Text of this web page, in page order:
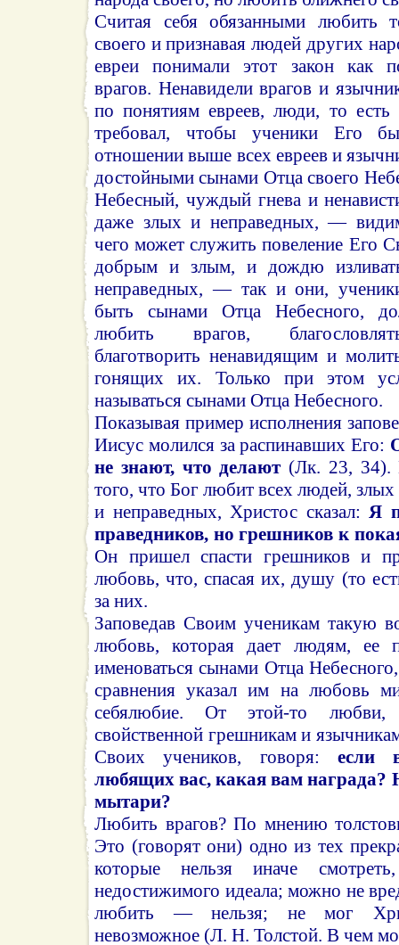
Считая себя обязанными любить
своего и признавая людей других
евреи понимали этот закон как
врагов. Ненавидели врагов и
по понятиям евреев, люди, то
требовал, чтобы ученики Его
отношении выше всех евреев и
достойными сынами Отца своего
Небесный, чуждый гнева и
даже злых и неправедных, —
чего может служить повеление Его
добрым и злым, и дождю
неправедных, — так и они,
быть сынами Отца Небесного,
любить врагов,
благотворить ненавидящим и
гонящих их. Только при этом
называться сынами Отца Небесного.
Показывая пример исполнения
Иисус молился за распинавших Его:
не знают, что делают (Лк. 23, 34).
того, что Бог любит всех людей,
и неправедных, Христос сказал: Я
праведников, но грешников к
Он пришел спасти грешников и
любовь, что, спасая их, душу (то
за них.
Заповедав Своим ученикам такую
любовь, которая дает людям, ее
именоваться сынами Отца
сравнения указал им на любовь
себялюбие. От этой-то любви,
свойственной грешникам и
Своих учеников, говоря: если
любящих вас, какая вам награда?
мытари?
Любить врагов? По мнению
Это (говорят они) одно из тех
которые нельзя иначе
недостижимого идеала; можно не
любить — нельзя; не мог
невозможное (Л. Н. Толстой. В чем